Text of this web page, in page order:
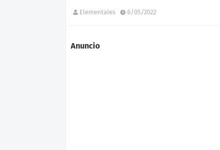
Elementales 6/05/2022
Anuncio